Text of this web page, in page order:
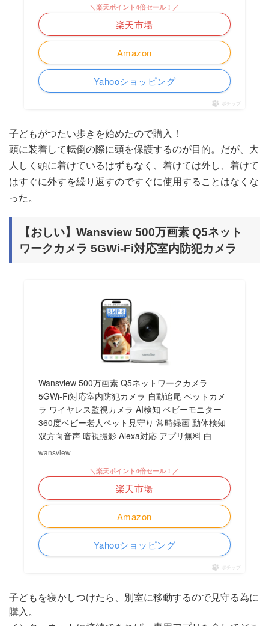
Amazon
＼楽天ポイント4倍セール！／
楽天市場
Yahooショッピング
ポチップ
子どもがつたい歩きを始めたので購入！
頭に装着して転倒の際に頭を保護するのが目的。だが、大
人しく頭に着けているはずもなく、着けては外し、着けて
はすぐに外すを繰り返すのですぐに使用することはなくな
った。
【おしい】Wansview 500万画素 Q5ネット
ワークカメラ 5GWi-Fi対応室内防犯カメラ
Wansview 500万画素 Q5ネットワークカメラ
5GWi-Fi対応室内防犯カメラ 自動追尾 ペットカメ
ラ ワイヤレス監視カメラ AI検知 ベビーモニター
360度ベビー老人ペット見守り 常時録画 動体検知
双方向音声 暗視撮影 Alexa対応 アプリ無料 白
wansview
Amazon
＼楽天ポイント4倍セール！／
楽天市場
Yahooショッピング
ポチップ
子どもを寝かしつけたら、別室に移動するので見守る為に
購入。